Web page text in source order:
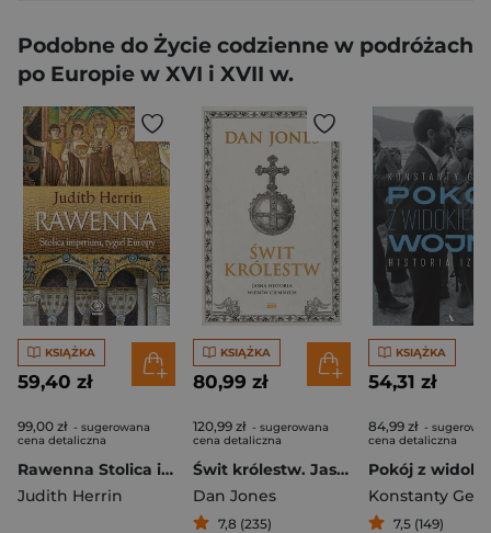
Podobne do Życie codzienne w podróżach
po Europie w XVI i XVII w.
KSIĄŻKA
59,40 zł
99,00 zł - sugerowana
cena detaliczna
Rawenna Stolica imperium, tygiel Europy
Judith Herrin
KSIĄŻKA
80,99 zł
120,99 zł - sugerowana
cena detaliczna
Świt królestw. Jasna historia wieków ciemnych
Dan Jones
7,8 (235)
KSIĄŻKA
54,31 zł
84,99 zł -
cena detaliczna
Konstanty
7,5 (149)